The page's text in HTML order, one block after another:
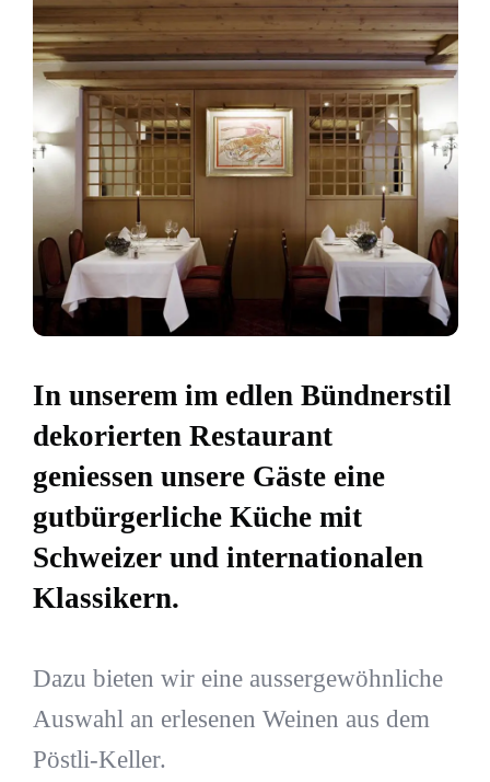
In unserem im edlen Bündnerstil
dekorierten Restaurant
geniessen unsere Gäste eine
gutbürgerliche Küche mit
Schweizer und internationalen
Klassikern.
Dazu bieten wir eine aussergewöhnliche
Auswahl an erlesenen Weinen aus dem
Pöstli-Keller.